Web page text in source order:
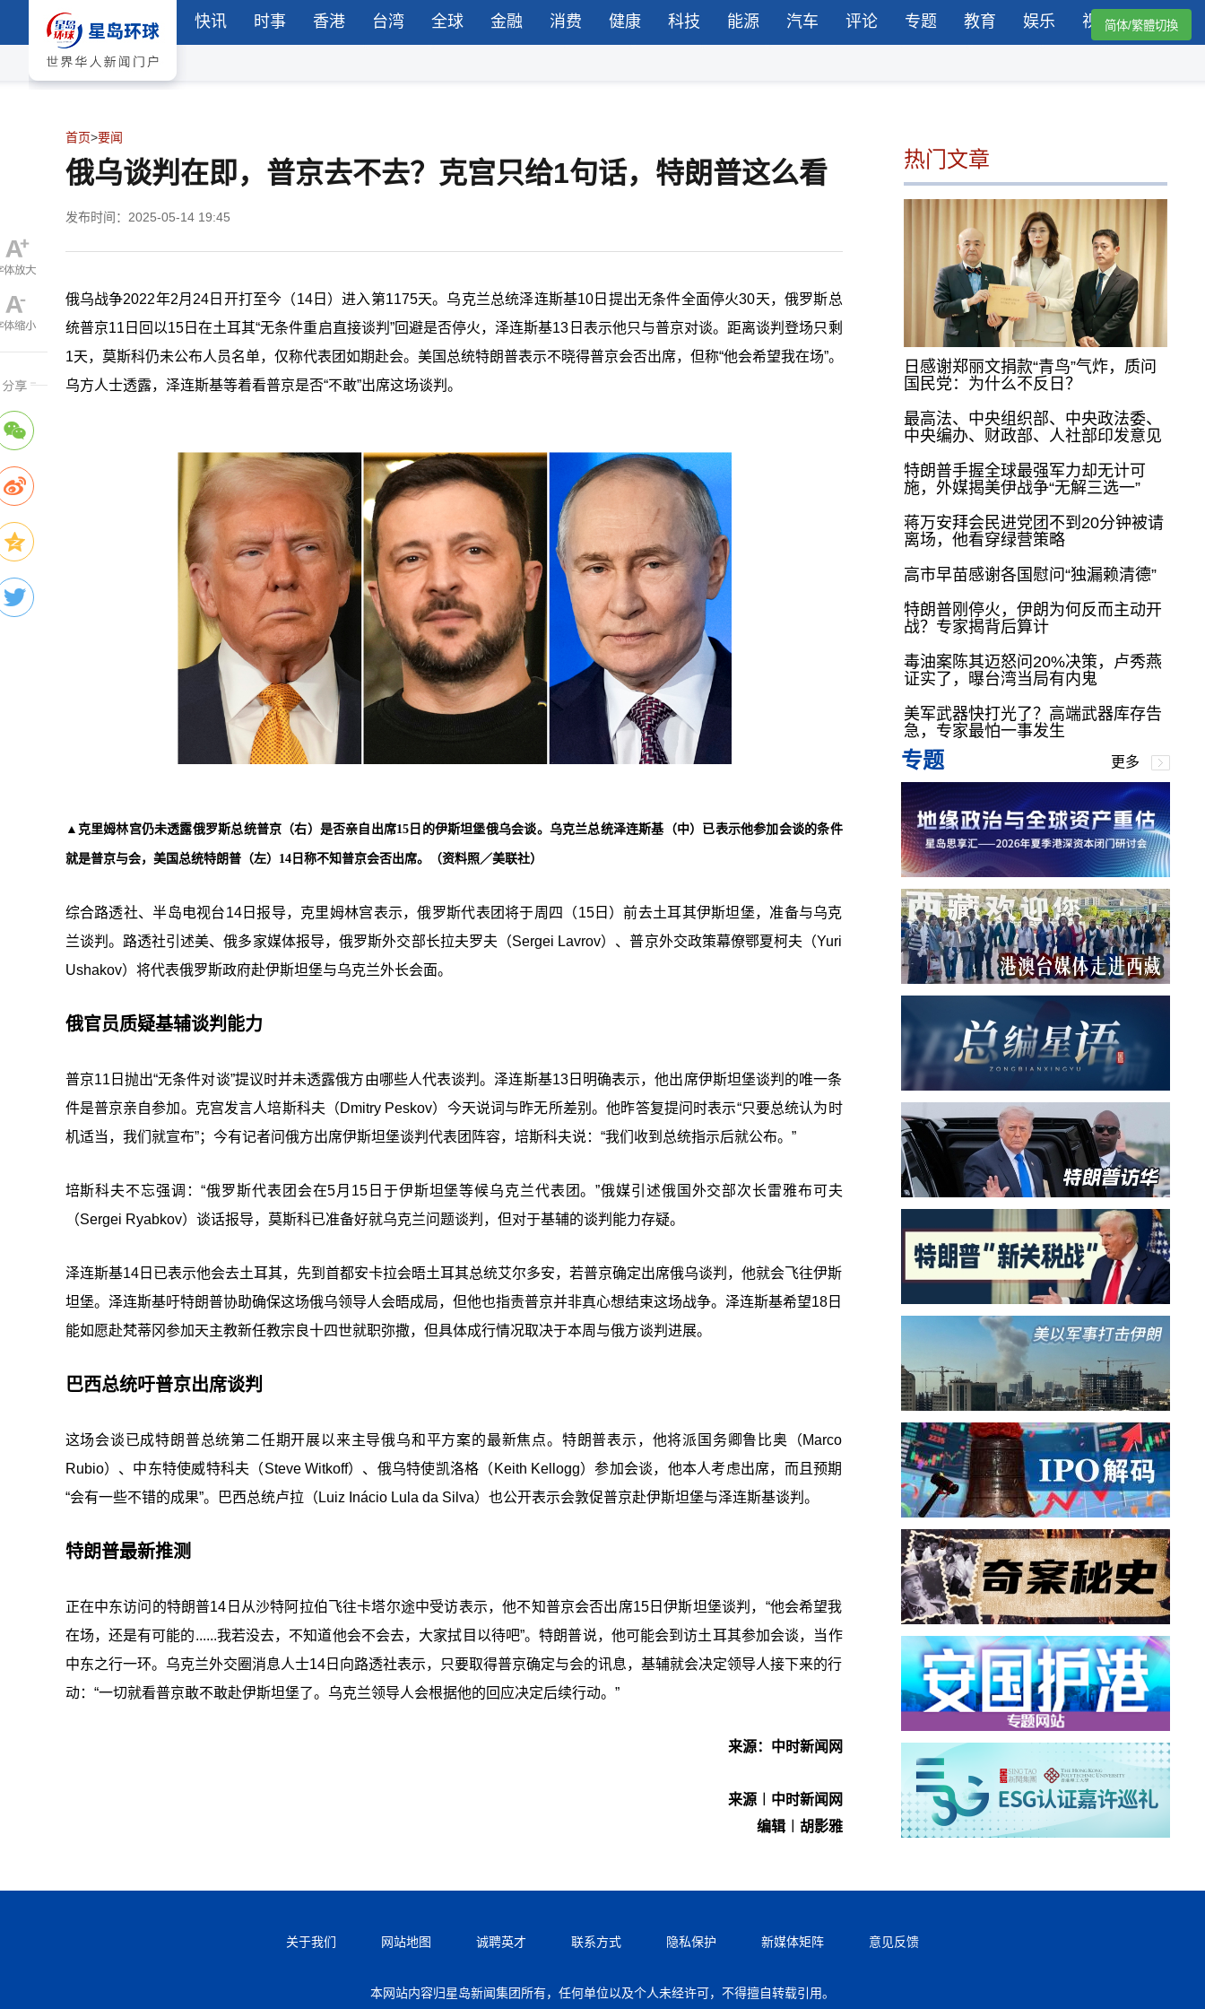
快讯 时事 香港 台湾 全球 金融 消费 健康 科技 能源 汽车 评论 专题 教育 娱乐 视频简体/繁體切換
首页>要闻
俄乌谈判在即，普京去不去？克宫只给1句话，特朗普这么看
发布时间：2025-05-14 19:45
俄乌战争2022年2月 24 日开打至今（14日）进入第1175天。乌克兰总统泽连斯基10 日提出无条件全面停火30天，俄罗斯总
统普京11 日回以15日在土耳其“无条件重启直接谈判”回避是否停火，泽连斯基13 日表示他只与普京对谈。距离谈判登场只剩
1天，莫斯科仍未公布人员名单，仅称代表团如期赴会。美国总统特朗普表示不晓得普京会否出席，但称“他会希望我在场”。
乌方人士透露，泽连斯基等着看普京是否“不敢”出席这场谈判。
▲克里姆林宫仍未透露俄罗斯总统普京（右）是否亲自出席15日的伊斯坦堡俄乌会谈。乌克兰总统泽连斯基（中）已表示他参加会谈的条件
就是普京与会，美国总统特朗普（左）14日称不知普京会否出席。（资料照／美联社）
综合路透社、半岛电视台14日报导，克里姆林宫表示，俄罗斯代表团将于周四（15日）前去土耳其伊斯坦堡，准备与乌克
兰谈判。路透社引述美、俄多家媒体报导，俄罗斯外交部长拉夫罗夫（Sergei Lavrov）、普京外交政策幕僚鄂夏柯夫（Yuri
Ushakov）将代表俄罗斯政府赴伊斯坦堡与乌克兰外长会面。
俄官员质疑基辅谈判能力
普京11日抛出“无条件对谈”提议时并未透露俄方由哪些人代表谈判。泽连斯基13日明确表示，他出席伊斯坦堡谈判的唯一条
件是普京亲自参加。克宫发言人培斯科夫（Dmitry Peskov）今天说词与昨无所差别。他昨答复提问时表示“只要总统认为时
机适当，我们就宣布”；今有记者问俄方出席伊斯坦堡谈判代表团阵容，培斯科夫说：“我们收到总统指示后就公布。”
培斯科夫不忘强调：“俄罗斯代表团会在5月15日于伊斯坦堡等候乌克兰代表团。”俄媒引述俄国外交部次长雷雅布可夫
（Sergei Ryabkov）谈话报导，莫斯科已准备好就乌克兰问题谈判，但对于基辅的谈判能力存疑。
泽连斯基14日已表示他会去土耳其，先到首都安卡拉会晤土耳其总统艾尔多安，若普京确定出席俄乌谈判，他就会飞往伊斯
坦堡。泽连斯基吁特朗普协助确保这场俄乌领导人会晤成局，但他也指责普京并非真心想结束这场战争。泽连斯基希望18日
能如愿赴梵蒂冈参加天主教新任教宗良十四世就职弥撒，但具体成行情况取决于本周与俄方谈判进展。
巴西总统吁普京出席谈判
这场会谈已成特朗普总统第二任期开展以来主导俄乌和平方案的最新焦点。特朗普表示，他将派国务卿鲁比奥（Marco
Rubio）、中东特使威特科夫（Steve Witkoff）、俄乌特使凯洛格（Keith Kellogg）参加会谈，他本人考虑出席，而且预期
“会有一些不错的成果”。巴西总统卢拉（Luiz Inácio Lula da Silva）也公开表示会敦促普京赴伊斯坦堡与泽连斯基谈判。
特朗普最新推测
正在中东访问的特朗普14日从沙特阿拉伯飞往卡塔尔途中受访表示，他不知普京会否出席15日伊斯坦堡谈判，“他会希望我
在场，还是有可能的......我若没去，不知道他会不会去，大家拭目以待吧”。特朗普说，他可能会到访土耳其参加会谈，当作
中东之行一环。乌克兰外交圈消息人士14日向路透社表示，只要取得普京确定与会的讯息，基辅就会决定领导人接下来的行
动：“一切就看普京敢不敢赴伊斯坦堡了。乌克兰领导人会根据他的回应决定后续行动。”
来源：中时新闻网
来源︱中时新闻网
编辑︱胡影雅
热门文章
日感谢郑丽文捐款“青鸟”气炸，质问
国民党：为什么不反日？
最高法、中央组织部、中央政法委、
中央编办、财政部、人社部印发意见
特朗普手握全球最强军力却无计可
施，外媒揭美伊战争“无解三选一”
蒋万安拜会民进党团不到20分钟被请
离场，他看穿绿营策略
高市早苗感谢各国慰问“独漏赖清德”
特朗普刚停火，伊朗为何反而主动开
战？专家揭背后算计
毒油案陈其迈怒问20%决策，卢秀燕
证实了，曝台湾当局有内鬼
美军武器快打光了？高端武器库存告
急，专家最怕一事发生
专题 更多
关于我们 网站地图 诚聘英才 联系方式 隐私保护 新媒体矩阵 意见反馈
本网站内容归星岛新闻集团所有，任何单位以及个人未经许可，不得擅自转载引用。